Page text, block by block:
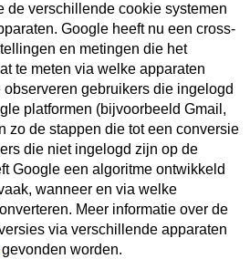
de verschillende cookie systemen
Google heeft nu een cross-
en metingen die het
te meten via welke apparaten
observeren gebruikers die ingelogd
platformen (bijvoorbeeld Gmail,
zo de stappen die tot een conversie
die niet ingelogd zijn op de
Google een algoritme ontwikkeld
wanneer en via welke
Meer informatie over de
via verschillende apparaten
gevonden worden.